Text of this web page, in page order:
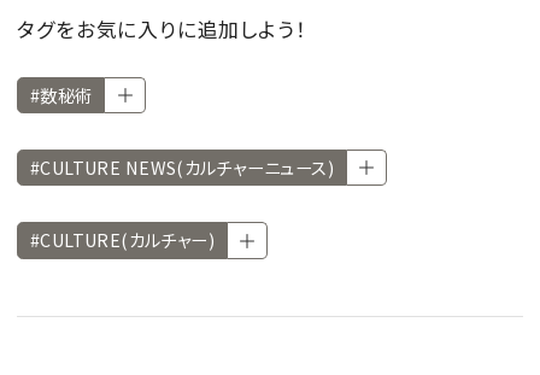
タグをお気に入りに追加しよう！
#数秘術
#CULTURE NEWS(カルチャーニュース)
#CULTURE(カルチャー)